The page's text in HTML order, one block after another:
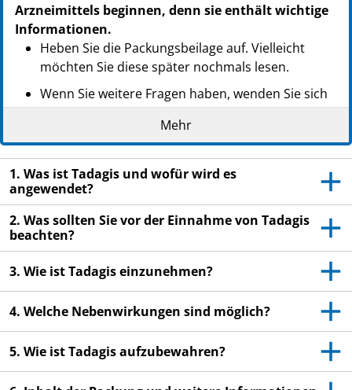
PPN: 111386581391
PZN: 14376714
PPN: 111437671483
Arzneimittels beginnen, denn sie enthält wichtige
Informationen.
Heben Sie die Packungsbeilage auf. Vielleicht
möchten Sie diese später nochmals lesen.
Wenn Sie weitere Fragen haben, wenden Sie sich
bitte an Ihren Arzt oder Apotheker.
Dieses Arzneimittel wurde Ihnen persönlich
verschrieben. Geben Sie es nicht an Dritte weiter.
Es kann anderen Menschen schaden, auch wenn
diese die gleichen Beschwerden haben wie Sie.
Wenn Sie Nebenwirkungen bemerken, wenden Sie
sich an Ihren Arzt oder Apotheker. Dies gilt auch
Packungsbeilage angegeben sind. Siehe Abschnitt
Mehr
1. Was ist Tadagis und wofür wird es
angewendet?
2. Was sollten Sie vor der Einnahme von Tadagis
beachten?
3. Wie ist Tadagis einzunehmen?
4. Welche Nebenwirkungen sind möglich?
5. Wie ist Tadagis aufzubewahren?